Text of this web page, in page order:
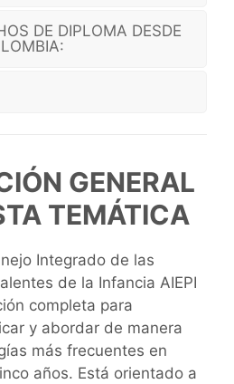
DE DIPLOMA DESDE
GENERAL
TEMÁTICA
Integrado de las
de la Infancia AIEPI
completa para
y abordar de manera
más frecuentes en
años. Está orientado a